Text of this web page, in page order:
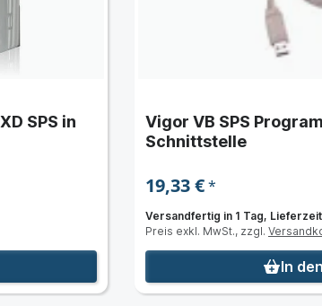
SPS in
Vigor VB SPS
Schnittstelle
19,33 €*
Versandfertig in 1 Tag,
Preis exkl. MwSt., zzgl.
In